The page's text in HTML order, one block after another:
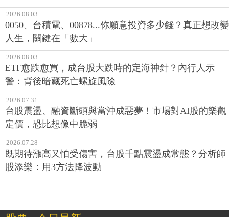
2026.08.03
0050、台積電、00878...你願意投資多少錢？真正想改變
人生，關鍵在「數大」
2026.08.03
ETF愈跌愈買，成台股大跌時的定海神針？內行人示
警：背後暗藏死亡螺旋風險
2026.07.31
台股震盪、融資斷頭與當沖成惡夢！市場對AI股的樂觀
定價，恐比想像中脆弱
2026.07.28
既期待漲高又怕受傷害，台股千點震盪成常態？分析師
股添樂：用3方法降波動